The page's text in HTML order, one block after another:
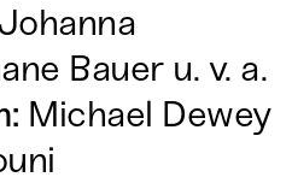
Bauer u. v. a.
Michael Dewey